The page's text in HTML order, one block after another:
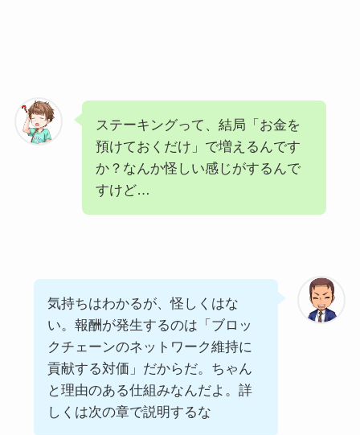
ステーキングって、結局「お金を
預けておくだけ」で増えるんです
か？なんか怪しい感じがするんで
すけど…
気持ちはわかるが、怪しくはな
い。報酬が発生するのは「ブロッ
クチェーンのネットワーク維持に
貢献する対価」だからだ。ちゃん
と理由のある仕組みなんだよ。詳
しくは次の章で説明するな